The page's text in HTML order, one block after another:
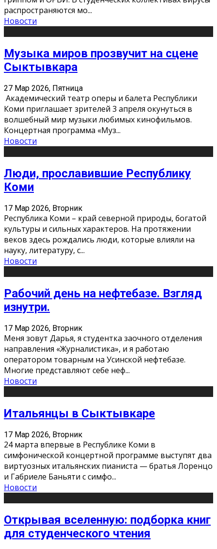
распространяются мо...
Новости
Музыка миров прозвучит на сцене
Сыктывкара
27 Мар 2026, Пятница
Академический театр оперы и балета Республики
Коми приглашает зрителей 3 апреля окунуться в
волшебный мир музыки любимых кинофильмов.
Концертная программа «Муз...
Новости
Люди, прославившие Республику
Коми
17 Мар 2026, Вторник
Республика Коми – край северной природы, богатой
культуры и сильных характеров. На протяжении
веков здесь рождались люди, которые влияли на
науку, литературу, с...
Новости
Рабочий день на нефтебазе. Взгляд
изнутри.
17 Мар 2026, Вторник
Меня зовут Дарья, я студентка заочного отделения
направления «Журналистика», и я работаю
оператором товарным на Усинской нефтебазе.
Многие представляют себе неф...
Новости
Итальянцы в Сыктывкаре
17 Мар 2026, Вторник
24 марта впервые в Республике Коми в
симфонической концертной программе выступят два
виртуозных итальянских пианиста — братья Лоренцо
и Габриеле Баньяти с симфо...
Новости
Открывая вселенную: подборка книг
для студенческого чтения